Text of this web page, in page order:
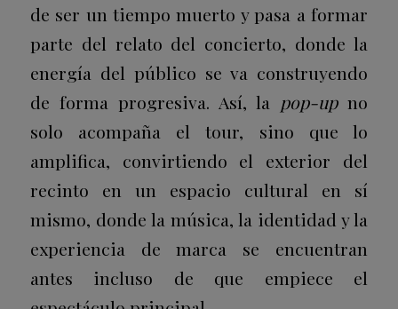
de ser un tiempo muerto y pasa a formar
parte del relato del concierto, donde la
energía del público se va construyendo
de forma progresiva. Así, la pop-upno
solo acompaña el tour, sino que lo
amplifica, convirtiendo el exterior del
recinto en un espacio cultural en sí
mismo, donde la música, la identidad y la
experiencia de marca se encuentran
antes incluso de que empiece el